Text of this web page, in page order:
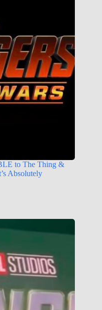
to The Thing &
Absolutely